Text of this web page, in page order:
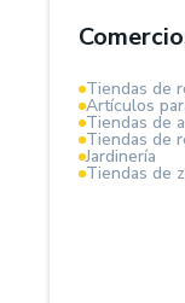
Tiendas de
Artículos
Tiendas de
Tiendas de
Jardinería
Tiendas de
colores,
La